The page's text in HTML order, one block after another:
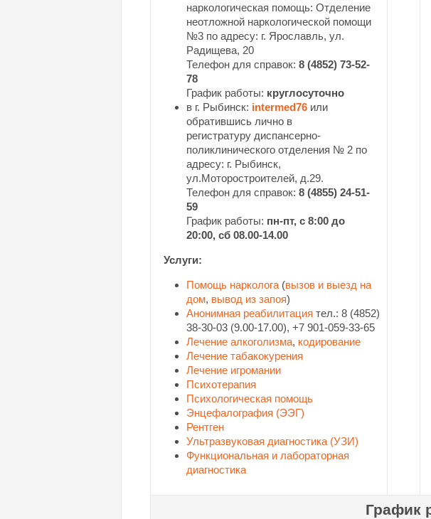
наркологическая помощь: Отделение
неотложной наркологической помощи
№3 по адресу: г. Ярославль, ул.
Радищева, 20
Телефон для справок: 8 (4852) 73-52-
78
График работы: круглосуточно
в г. Рыбинск: intermed76 или
обратившись лично в
регистратуру диспансерно-
поликлинического отделения № 2 по
адресу: г. Рыбинск,
ул.Моторостроителей, д.29.
Телефон для справок: 8 (4855) 24-51-
59
График работы: пн-пт, с 8:00 до
20:00, сб 08.00-14.00
Услуги:
Помощь нарколога (вызов и выезд на
дом, вывод из запоя)
Анонимная реабилитация тел.: 8 (4852)
38-30-03 (9.00-17.00), +7 901-059-33-65
Лечение алкоголизма, кодирование
Лечение табакокурения
Лечение игромании
Психотерапия
Психологическая помощь
Энцефалография (ЭЭГ)
Рентген
Ультразвуковая диагностика (УЗИ)
Функциональная и лабораторная
диагностика
График